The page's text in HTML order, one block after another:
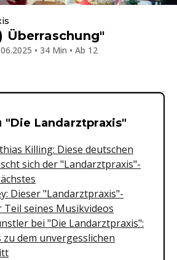
Überraschung"
• 34 Min • Ab 12
&
"Die Landarztpraxis"
Killing: Diese deutschen
sich der "Landarztpraxis"-
Dieser "Landarztpraxis"-
Teil seines Musikvideos
bei "Die Landarztpraxis":
zu dem unvergesslichen